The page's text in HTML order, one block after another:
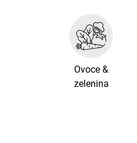
Ovoce &
zelenina